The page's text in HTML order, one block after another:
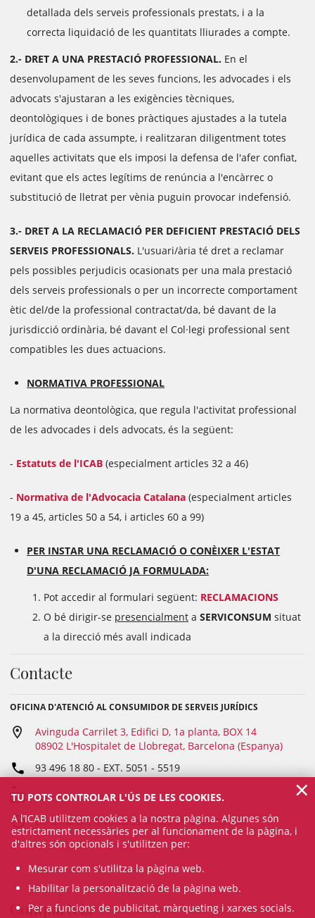
detallada dels serveis professionals prestats, i a la
correcta liquidació de les quantitats lliurades a compte.
2.- DRET A UNA PRESTACIÓ PROFESSIONAL. En el
desenvolupament de les seves funcions, les advocades i els
advocats s'ajustaran a les exigències tècniques,
deontològiques i de bones pràctiques ajustades a la tutela
jurídica de cada assumpte, i realitzaran diligentment totes
aquelles activitats que els imposi la defensa de l'afer confiat,
evitant que els actes legítims de renúncia a l'encàrrec o
substitució de lletrat per vènia puguin provocar indefensió.
3.- DRET A LA RECLAMACIÓ PER DEFICIENT PRESTACIÓ DELS
SERVEIS PROFESSIONALS. L'usuari/ària té dret a reclamar
pels possibles perjudicis ocasionats per una mala prestació
dels serveis professionals o per un incorrecte comportament
ètic del/de la professional contractat/da, bé davant de la
jurisdicció ordinària, bé davant el Col·legi professional sent
compatibles les dues actuacions.
NORMATIVA PROFESSIONAL
La normativa deontològica, que regula l'activitat professional
de les advocades i dels advocats, és la següent:
- Estatuts de l'ICAB (especialment articles 32 a 46)
- Normativa de l'Advocacia Catalana (especialment articles
19 a 45, articles 50 a 54, i articles 60 a 99)
PER INSTAR UNA RECLAMACIÓ O CONÈIXER L'ESTAT
D'UNA RECLAMACIÓ JA FORMULADA:
Pot accedir al formulari següent: RECLAMACIONS
O bé dirigir-se presencialment a SERVICONSUM situat
a la direcció més avall indicada
Contacte
OFICINA D'ATENCIÓ AL CONSUMIDOR DE SERVEIS JURÍDICS
Avinguda Carrilet 3, Edifici D, 1a planta, BOX 14
08902 L'Hospitalet de Llobregat, Barcelona (Espanya)
93 496 18 80 - EXT. 5051 - 5519
serviconsum@icab.cat
De dilluns a divendres de les 9h a les 13.00h
Comparteix
TU POTS CONTROLAR L'ÚS DE LES COOKIES.
A l’ICAB utilitzem cookies a la nostra pàgina. Algunes són
estrictament necessàries per al funcionament de la pàgina, i
d'altres són opcionals i s'utilitzen per:
Mesurar com s'utilitza la pàgina web.
Habilitar la personalització de la pàgina web.
Per a funcions de publicitat, màrqueting i xarxes socials.
×